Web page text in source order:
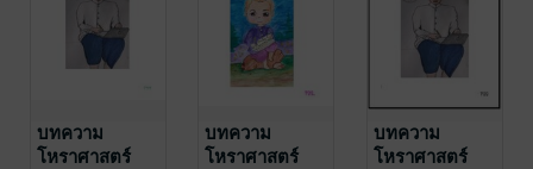
บทความ
โหราศาสตร์
บทความ
โหราศาสตร์
บทความ
โหราศาสตร์